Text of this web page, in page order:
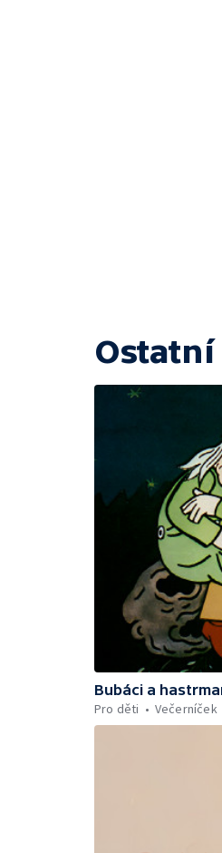
Bubáci a
Pro děti
Večerníček